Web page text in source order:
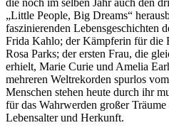
„Little People, Big Dreams“
faszinierenden Lebensgeschichten
Frida Kahlo; der Kämpferin für die
Rosa Parks; der ersten Frau, die
erhielt, Marie Curie und Amelia
mehreren Weltrekorden spurlos
Menschen stehen heute durch ihr
für das Wahrwerden großer
Lebensalter und Herkunft.